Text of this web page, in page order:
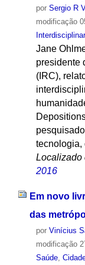
por Sergio R
modificação
Jane
presidente
(IRC),
tecnologia,
Localizado
2016
Em novo
das
por Vinícius
modificação
Saúde,